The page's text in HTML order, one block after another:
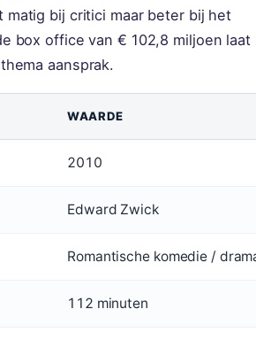
matig bij critici maar beter bij het
box office van € 102,8 miljoen laat
aansprak.
WAARDE
2010
Edward Zwick
Romantische komedie /
112 minuten